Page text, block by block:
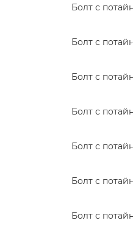
Болт с
Болт с
Болт с
Болт с
Болт с
Болт с
Болт с